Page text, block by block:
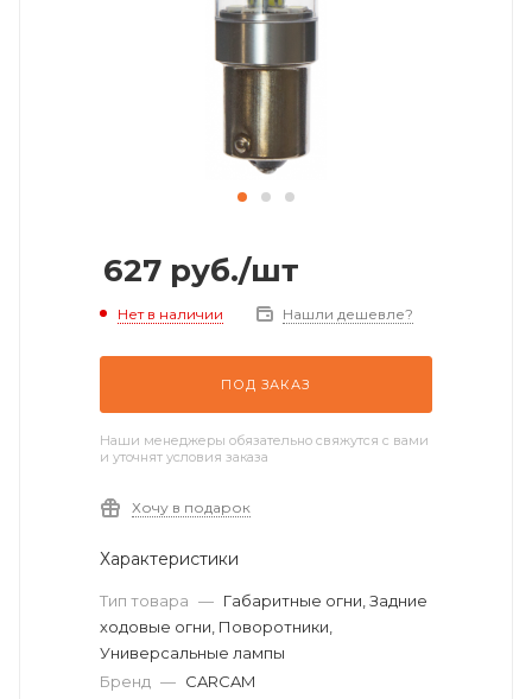
627 руб./шт
Нет в наличии Нашли дешевле?
ПОД ЗАКАЗ
Наши менеджеры обязательно свяжутся с вами
и уточнят условия заказа
Хочу в подарок
Характеристики
Тип товара — Габаритные огни, Задние
ходовые огни, Поворотники,
Универсальные лампы
Бренд — CARCAM